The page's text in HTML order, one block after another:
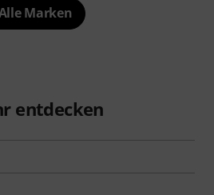
Marken
entdecken